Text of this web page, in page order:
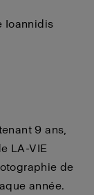
Ioannidis
9 ans,
LA-VIE
de
année.